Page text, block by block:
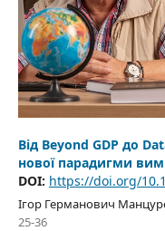
Від Beyond GDP до
нової парадигми
DOI: https://doi.org/
Ігор Германович
25-36